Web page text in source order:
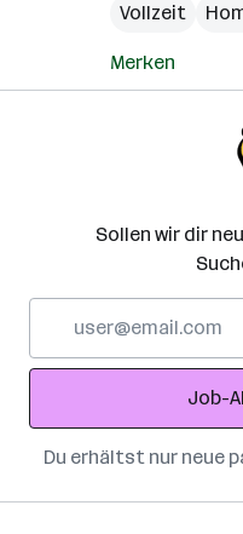
Vollzeit
Merken
Sollen wir dir
Adresse
Job-
Du erhältst nur neue